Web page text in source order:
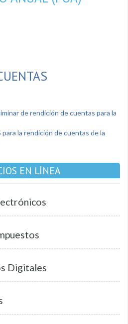
de rendición de cuentas para la
para la rendición de cuentas de la
EN LÍNEA
Digitales